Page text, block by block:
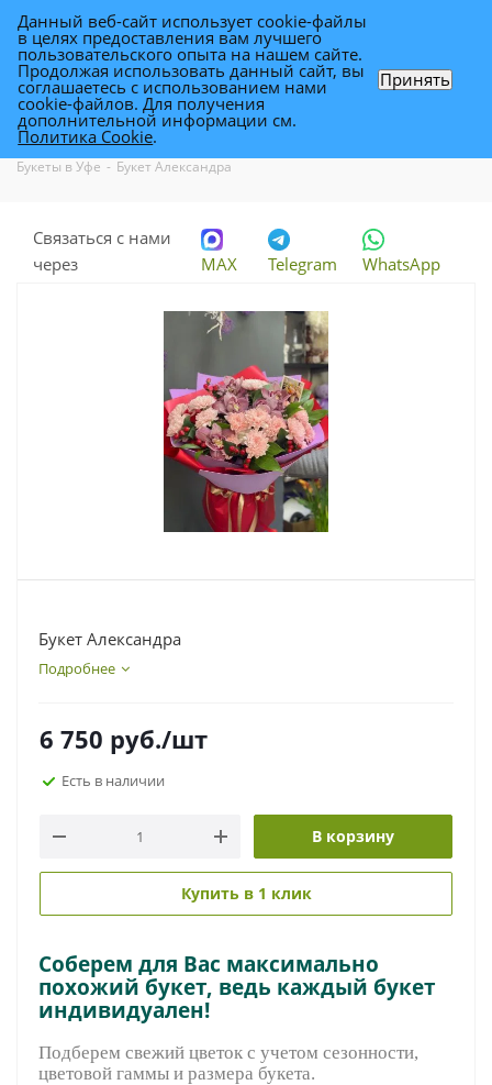
Букет Александра
Каталог - Каталог цветов в Уфе
Букеты в Уфе - Букет Александра
Связаться с нами
через
MAX Telegram WhatsApp
Букет Александра
Подробнее
6 750 руб./шт
Есть в наличии
В корзину
Купить в 1 клик
Соберем для Вас максимально
похожий букет, ведь каждый букет
индивидуален!
Подберем свежий цветок с учетом сезонности,
цветовой гаммы и размера букета.
Данный веб-сайт использует cookie-файлы
в целях предоставления вам лучшего
пользовательского опыта на нашем сайте.
Продолжая использовать данный сайт, вы
соглашаетесь с использованием нами
cookie-файлов. Для получения
дополнительной информации см.
Политика Cookie.
Принять